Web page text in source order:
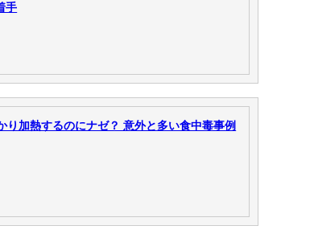
手
り加熱するのにナゼ？ 意外と多い食中毒事例